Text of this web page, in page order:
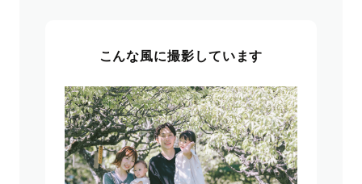
こんな風に撮影しています